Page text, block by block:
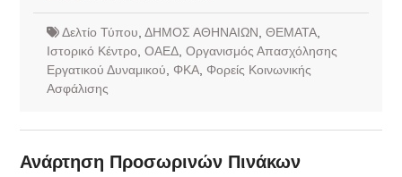
Δελτίο Τύπου ΔΗΜΟΣ ΑΘΗΝΑΙΩΝ ΘΕΜΑΤΑ,
Ιστορικό Κέντρο ΟΑΕΔ, Οργανισμός Απασχόλησης
Εργατικού Δυναμικού
ΦΚΑ, Φορείς Κοινωνικής
Ασφάλισης
Ανάρτηση Προσωρινών Πινάκων